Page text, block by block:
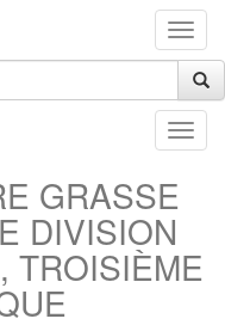
GRASSE
DIVISION
TROISIÈME